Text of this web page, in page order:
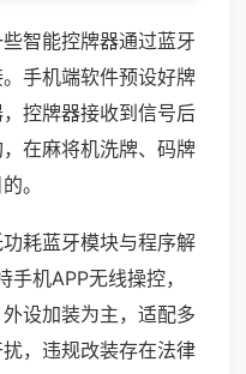
智能控牌器通过蓝牙
手机端软件预设好牌
控牌器接收到信号后
在麻将机洗牌、码牌
。
耗蓝牙模块与程序解
机APP无线操控，
设加装为主，适配多
，违规改装存在法律